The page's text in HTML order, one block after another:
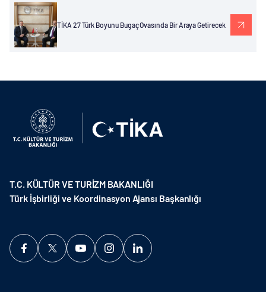
TİKA 27 Türk Boyunu Bugaç Ovasında Bir Araya Getirecek
T.C. KÜLTÜR VE TURİZM BAKANLIĞI
Türk İşbirliği ve Koordinasyon Ajansı Başkanlığı